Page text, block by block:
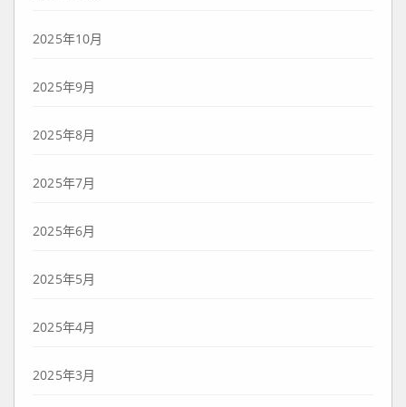
2025年10月
2025年9月
2025年8月
2025年7月
2025年6月
2025年5月
2025年4月
2025年3月